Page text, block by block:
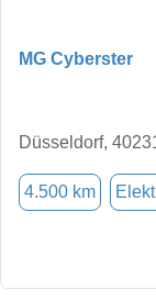
MG Cyberster
Düsseldorf,
4.500 km